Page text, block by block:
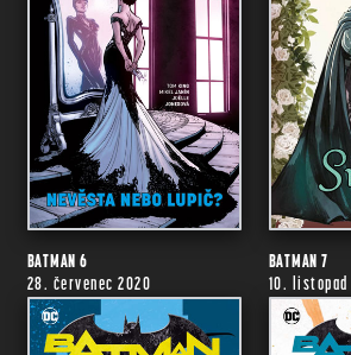
BATMAN 6
28. červenec 2020
BATMAN 7
10. listopad